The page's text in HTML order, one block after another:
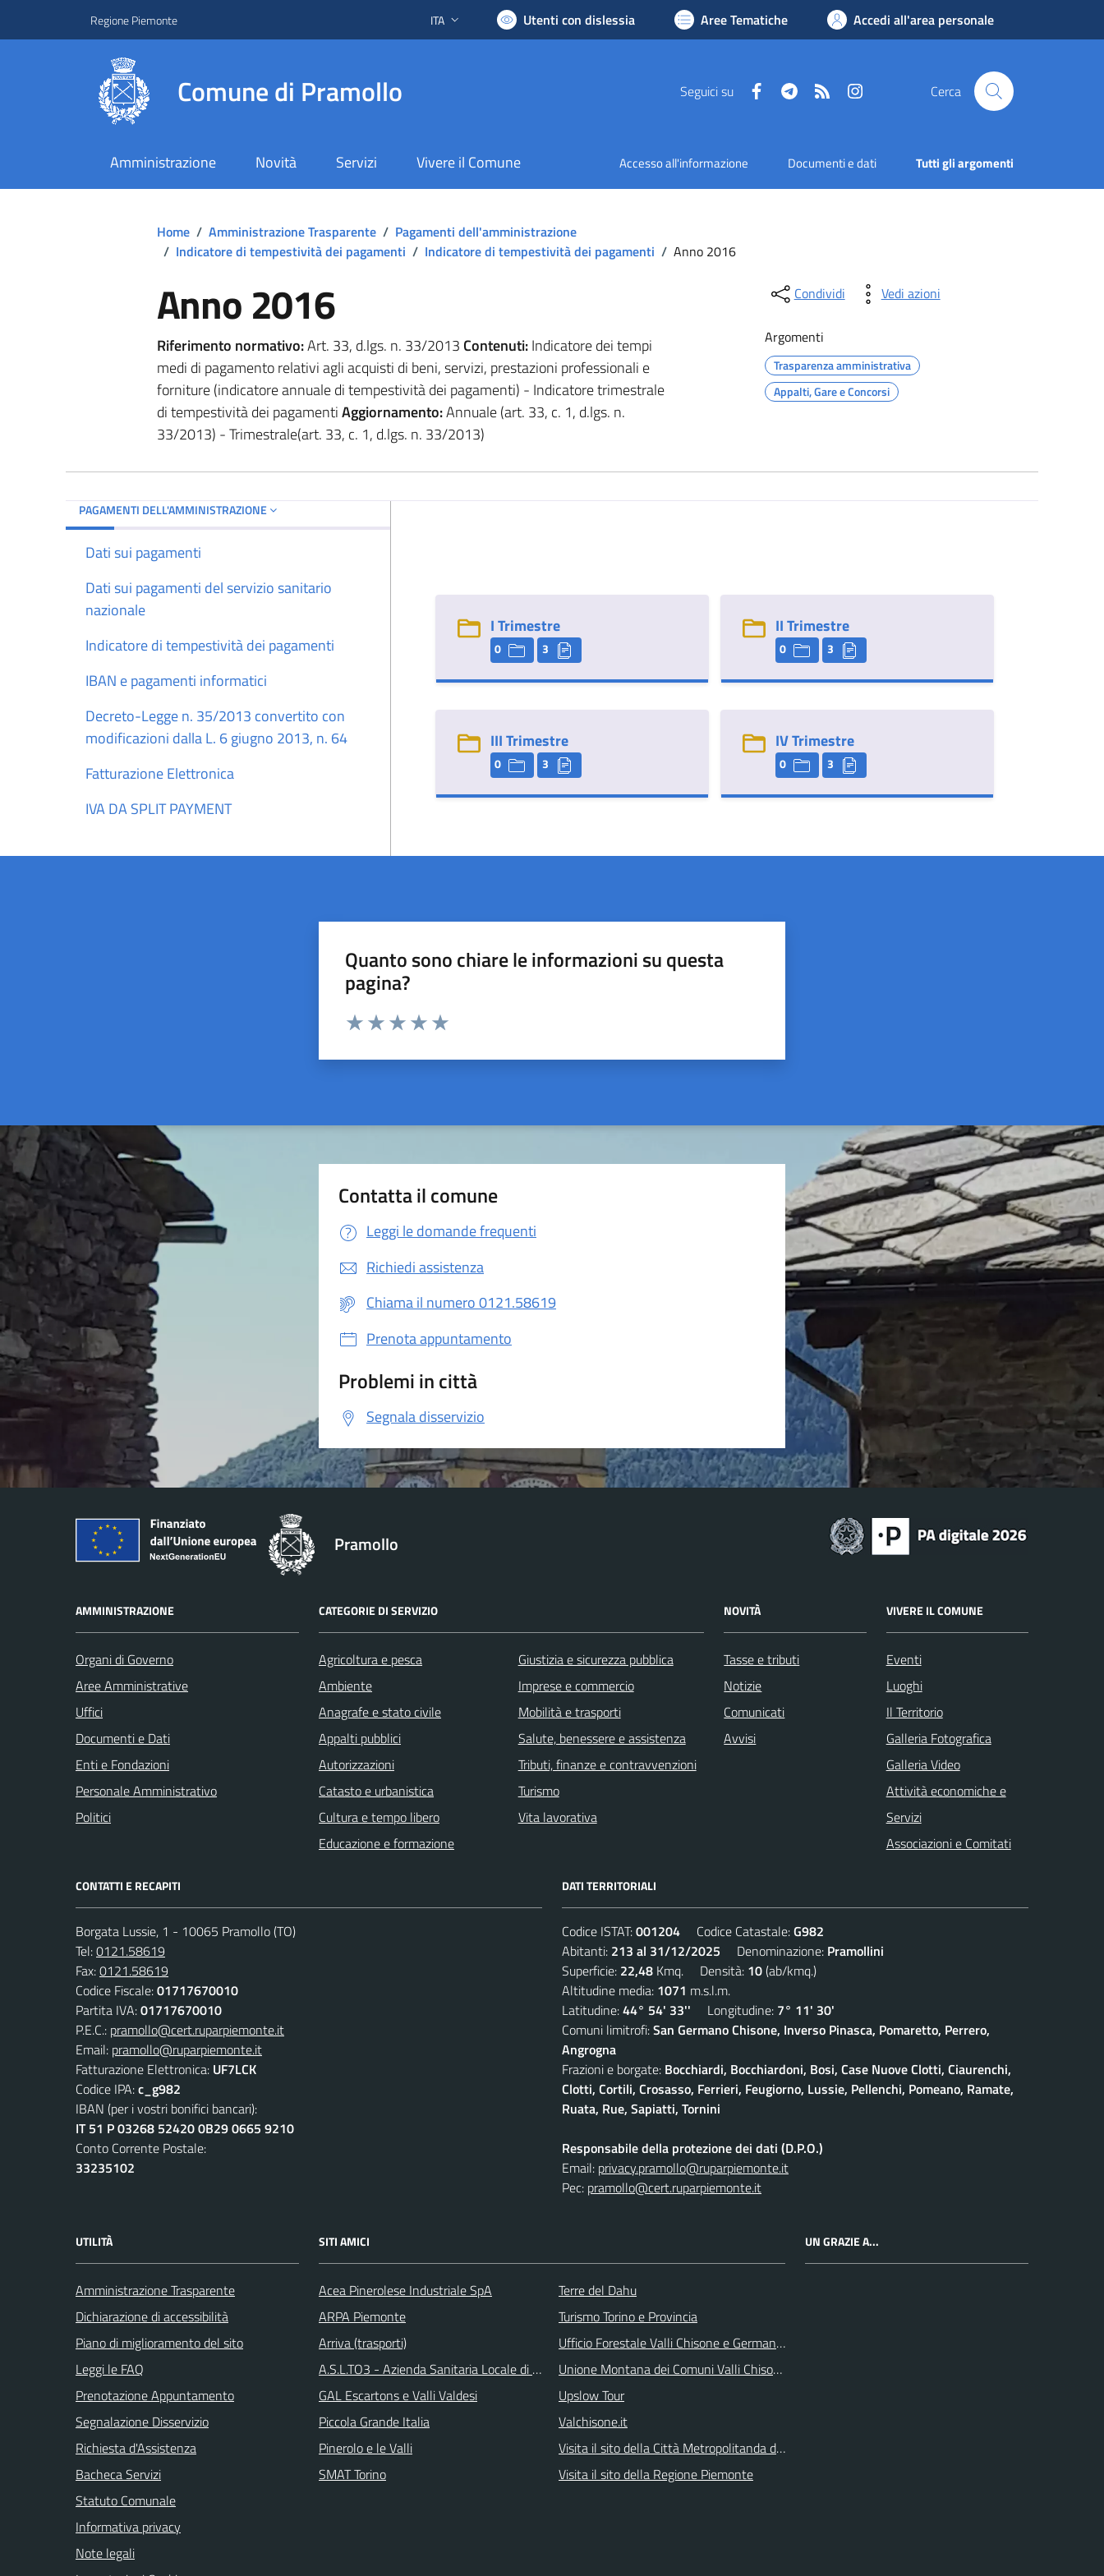
Regione Piemonte Lingua attiva:
ITA Utenti con dislessia Aree Tematiche Accedi all'area personale
Comune di Pramollo Seguici su FacebookTelegramRSS Cerca
Amministrazione Novità Servizi Vivere il Comune Accesso all'informazione Documenti e dati Tutti gli argomenti
Home / Amministrazione Trasparente / Pagamenti dell'amministrazione
/ Indicatore di tempestività dei pagamenti / Indicatore di tempestività dei pagamenti / Anno 2016
Anno 2016
Riferimento normativo:Art. 33, d.lgs. n. 33/2013 Contenuti:Indicatore dei tempi
medi di pagamento relativi agli acquisti di beni, servizi, prestazioni professionali e
forniture (indicatore annuale di tempestività dei pagamenti) - Indicatore trimestrale
di tempestività dei pagamentiAggiornamento:Annuale (art. 33, c. 1, d.lgs. n.
33/2013) - Trimestrale(art. 33, c. 1, d.lgs. n. 33/2013)
Condividi Vedi azioni
Argomenti
Trasparenza amministrativa
Appalti, Gare e Concorsi
PAGAMENTI DELL'AMMINISTRAZIONE
Dati sui pagamenti
Dati sui pagamenti del servizio sanitario
nazionale
Indicatore di tempestività dei pagamenti
IBAN e pagamenti informatici
Decreto-Legge n. 35/2013 convertito con
modificazioni dalla L. 6 giugno 2013, n. 64
Fatturazione Elettronica
IVA DA SPLIT PAYMENT
I Trimestre
0 3
II Trimestre
0 3
III Trimestre
0 3
IV Trimestre
0 3
Quanto sono chiare le informazioni su questa
pagina?
Valuta da 1 a 5 stelle la pagina
Contatta il comune
Leggi le domande frequenti
Richiedi assistenza
Chiama il numero 0121.58619
Prenota appuntamento
Problemi in città
Segnala disservizio
Pramollo
AMMINISTRAZIONE
Organi di Governo
Aree Amministrative
Uffici
Documenti e Dati
Enti e Fondazioni
Personale Amministrativo
Politici
CATEGORIE DI SERVIZIO
Agricoltura e pesca
Ambiente
Anagrafe e stato civile
Appalti pubblici
Autorizzazioni
Catasto e urbanistica
Cultura e tempo libero
Educazione e formazione
Giustizia e sicurezza pubblica
Imprese e commercio
Mobilità e trasporti
Salute, benessere e assistenza
Tributi, finanze e contravvenzioni
Turismo
Vita lavorativa
NOVITÀ
Tasse e tributi
Notizie
Comunicati
Avvisi
VIVERE IL COMUNE
Eventi
Luoghi
Il Territorio
Galleria Fotografica
Galleria Video
Attività economiche e
Servizi
Associazioni e Comitati
CONTATTI E RECAPITI
Borgata Lussie, 1 - 10065 Pramollo (TO)
Tel:0121.58619
Fax:0121.58619
Codice Fiscale:01717670010
Partita IVA:01717670010
P.E.C.: pramollo@cert.ruparpiemonte.it
Email: pramollo@ruparpiemonte.it
Fatturazione Elettronica: UF7LCK
Codice IPA:c_g982
IBAN (per i vostri bonifici bancari):
IT 51 P 03268 52420 0B29 0665 9210
Conto Corrente Postale:
33235102
DATI TERRITORIALI
Codice ISTAT:001204 Codice Catastale:G982
Abitanti: 213 al 31/12/2025 Denominazione: Pramollini
Superficie: 22,48 Kmq. Densità: 10(ab/kmq.)
Altitudine media: 1071 m.s.l.m.
Latitudine:44° 54' 33'' Longitudine: 7° 11' 30'
Comuni limitrofi:San Germano Chisone, Inverso Pinasca, Pomaretto, Perrero,
Angrogna
Frazioni e borgate: Bocchiardi, Bocchiardoni, Bosi, Case Nuove Clotti, Ciaurenchi,
Clotti, Cortili, Crosasso, Ferrieri, Feugiorno, Lussie, Pellenchi, Pomeano, Ramate,
Ruata, Rue, Sapiatti, Tornini
Responsabile della protezione dei dati (D.P.O.)
Email: privacy.pramollo@ruparpiemonte.it
Pec: pramollo@cert.ruparpiemonte.it
UTILITÀ
Amministrazione Trasparente
Dichiarazione di accessibilità
Piano di miglioramento del sito
Leggi le FAQ
Prenotazione Appuntamento
Segnalazione Disservizio
Richiesta d'Assistenza
Bacheca Servizi
Statuto Comunale
Informativa privacy
Note legali
SITI AMICI
Acea Pinerolese Industriale SpA
ARPA Piemonte
Arriva (trasporti)
A.S.L.TO3 - Azienda Sanitaria Locale di Collegno e Pinerolo
GAL Escartons e Valli Valdesi
Piccola Grande Italia
Pinerolo e le Valli
SMAT Torino
Terre del Dahu
Turismo Torino e Provincia
Ufficio Forestale Valli Chisone e Germanasca
Unione Montana dei Comuni Valli Chisone e Germanasca
Upslow Tour
Valchisone.it
Visita il sito della Città Metropolitanda di Torino
Visita il sito della Regione Piemonte
UN GRAZIE A...